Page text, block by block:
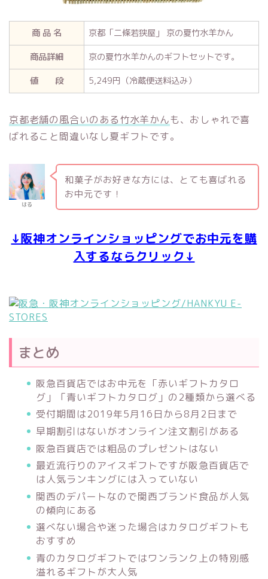
商 品 名
京都「二條若狭屋」 京の夏竹水羊かん
商品詳細
京の夏竹水羊かんのギフトセットです。
値 段
5,249円（冷蔵便送料込み）
京都老舗の風合いのある竹水羊かんも、おしゃれで喜
ばれること間違いなし夏ギフトです。
はる
和菓子がお好きな方には、とても喜ばれる
お中元です！
↓阪神オンラインショッピングでお中元を購
入するならクリック↓
まとめ
阪急百貨店ではお中元を「赤いギフトカタロ
グ」「青いギフトカタログ」の2種類から選べる
受付期間は2019年5月16日から8月2日まで
早期割引はないがオンライン注文割引がある
阪急百貨店では粗品のプレゼントはない
最近流行りのアイスギフトですが阪急百貨店で
は人気ランキングには入っていない
関西のデパートなので関西ブランド食品が人気
の傾向にある
選べない場合や迷った場合はカタログギフトも
おすすめ
青のカタログギフトではワンランク上の特別感
溢れるギフトが大人気